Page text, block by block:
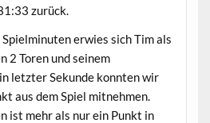
zurück.
erwies sich Tim als
2 Toren und seinem
letzter Sekunde konnten wir
aus dem Spiel mitnehmen.
ist mehr als nur ein Punkt in